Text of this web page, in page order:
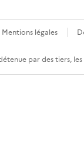
Mentions légales
par des tiers,